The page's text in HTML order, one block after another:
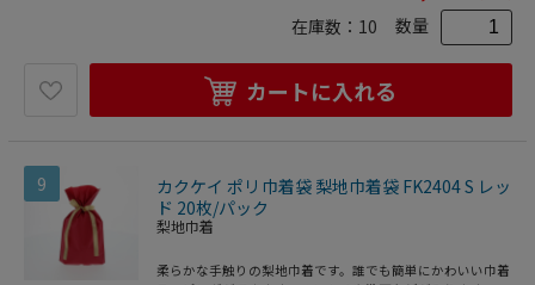
在庫数： 10 数量
カートに入れる
9
カクケイ ポリ巾着袋 梨地巾着袋 FK2404 S レッ
ド 20枚/パック
梨地巾着
柔らかな手触りの梨地巾着です。誰でも簡単にかわいい巾着